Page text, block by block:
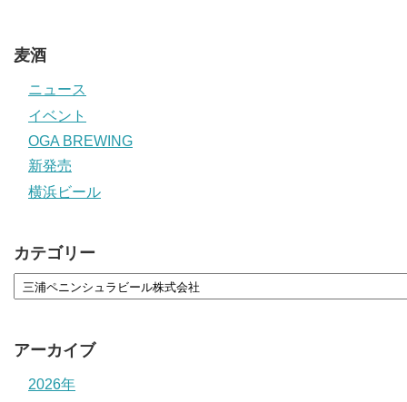
麦酒
ニュース
イベント
OGA BREWING
新発売
横浜ビール
カテゴリー
アーカイブ
2026年